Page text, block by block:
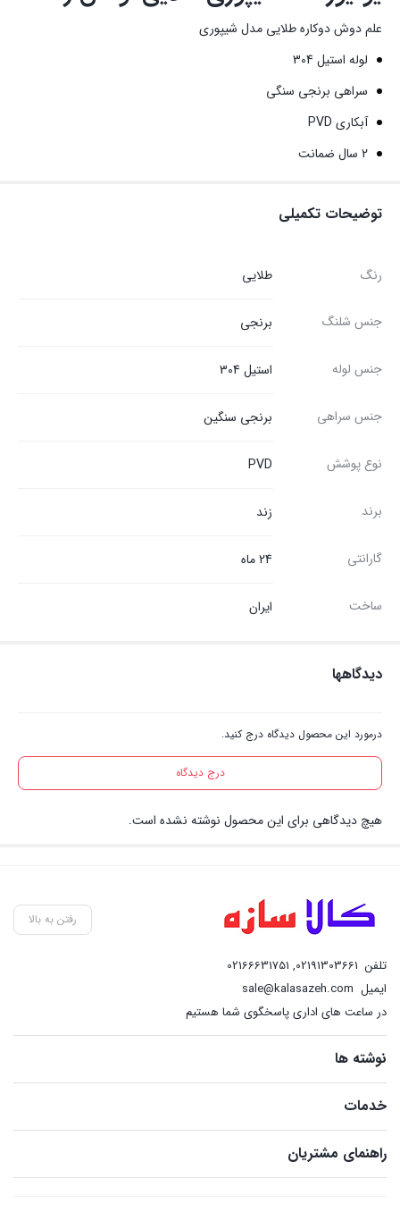
علم دوش دوکاره طلایی مدل شیپوری
لوله استیل 304
سراهی برنجی سنگی
آبکاری PVD
2 سال ضمانت
توضیحات تکمیلی
رنگ طلایی
جنس شلنگ برنجی
جنس لوله استیل 304
جنس سراهی برنجی سنگین
نوع پوشش PVD
برند زند
گارانتی 24 ماه
ساخت ایران
دیدگاهها
درمورد این محصول دیدگاه درج کنید.
درج دیدگاه
هیچ دیدگاهی برای این محصول نوشته نشده است.
رفتن به بالا
تلفن 02191303661
,
02166631751
ایمیل sale@kalasazeh.com
در ساعت های اداری پاسخگوی شما هستیم
نوشته ها
خدمات
راهنمای مشتریان